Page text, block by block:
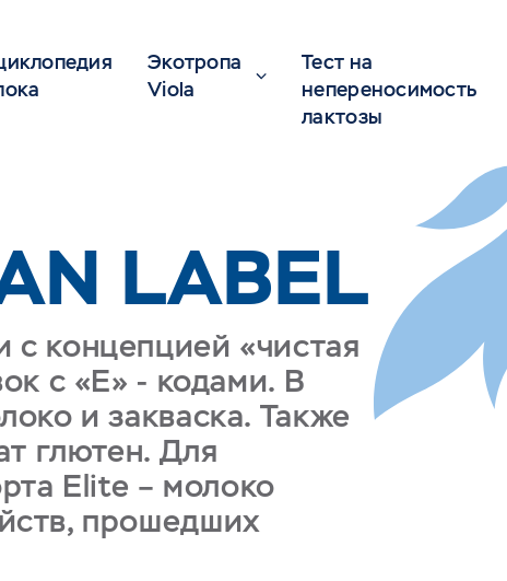
Экотропа
Viola
Тест на
непереносимость
лактозы
LABEL
с концепцией «чистая
с «Е» - кодами. В
и закваска. Также
глютен. Для
Elite – молоко
прошедших